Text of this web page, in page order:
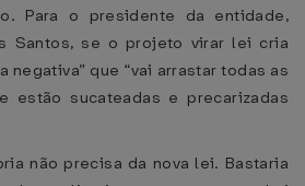
Para o presidente da entidade,
Santos, se o projeto virar lei cria
negativa” que “vai arrastar todas as
estão sucateadas e precarizadas
não precisa da nova lei. Bastaria